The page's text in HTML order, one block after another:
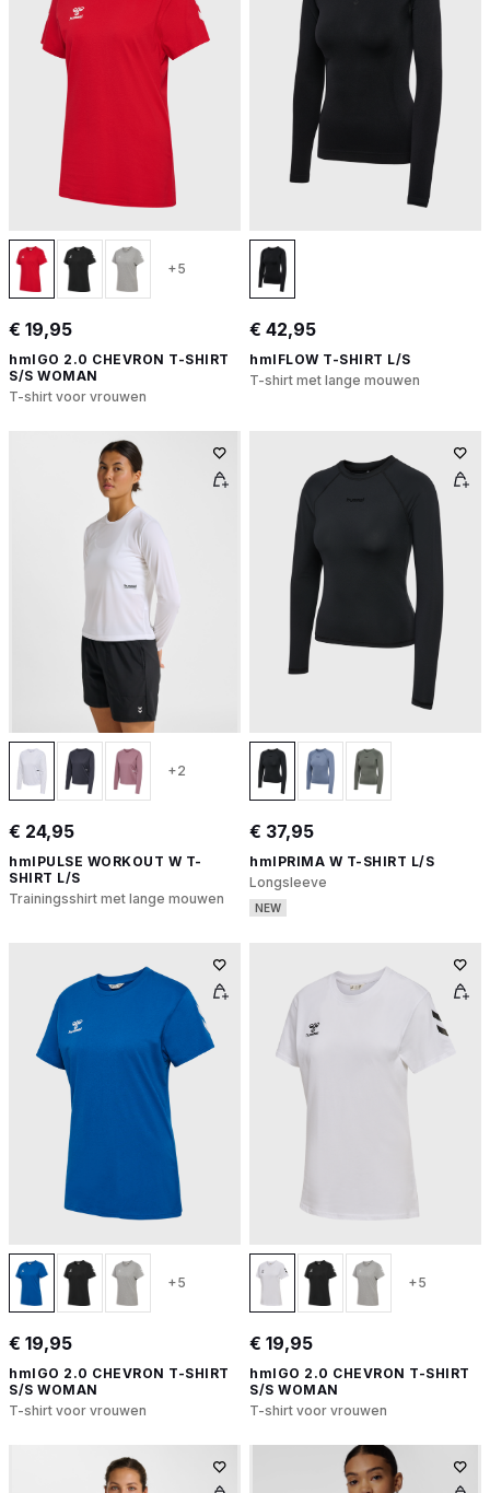
+5
€ 19,95
hmlGO 2.0 CHEVRON T-SHIRT
S/S WOMAN
T-shirt voor vrouwen
€ 42,95
hmlFLOW T-SHIRT L/S
T-shirt met lange mouwen
+2
€ 24,95
hmlPULSE WORKOUT W T-
SHIRT L/S
Trainingsshirt met lange mouwen
€ 37,95
hmlPRIMA W T-SHIRT L/S
Longsleeve
NEW
+5
€ 19,95
hmlGO 2.0 CHEVRON T-SHIRT
S/S WOMAN
T-shirt voor vrouwen
+5
€ 19,95
hmlGO 2.0 CHEVRON T-SHIRT
S/S WOMAN
T-shirt voor vrouwen